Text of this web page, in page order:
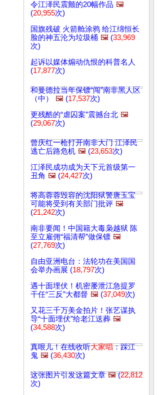
令江泽民震颤的20幅作品 🖼️
(20,955次)
国旗残破 火箭舱涂鸦 给江绵恒长
脸的神五沦为垃圾桶 🖼️ (33,969
次)
起诉以媒体煽动仇恨的科普名人
(17,877次)
和曼德拉当年保镖“闯”南非黑人区
（中）
🖼️ (17,537次)
更残酷的“虐囚案”震撼台北 🖼️
(29,067次)
曾庆红一枪打开南非大门 江泽民
逃亡后路危机 🖼️ (23,653次)
江泽民成功成为天下元首级第一
丑角 🖼️ (24,427次)
将高蓉蓉毁容的沈阳狱警唐玉宝
可能将受到有关部门批评 🖼️
(21,242次)
南非要闻！中国籍大毒枭越狱 陈
至立雇佣“福清帮”做保镖 🖼️
(27,769次)
自由亚洲电台：法轮功在美国国
会举办画展 (18,797次)
遇十面埋伏！机密屡泄江急提罗
干任“三反”大都督 🖼️ (37,049次)
又花三千万美金拍片！张艺谋执
导“十面埋伏”给老江送葬 🖼️
(34,588次)
真哏儿！在线收听大家唱：踩江
鬼 🖼️ (36,430次)
这张图片引发这篇文章 🖼️(22,812
次)